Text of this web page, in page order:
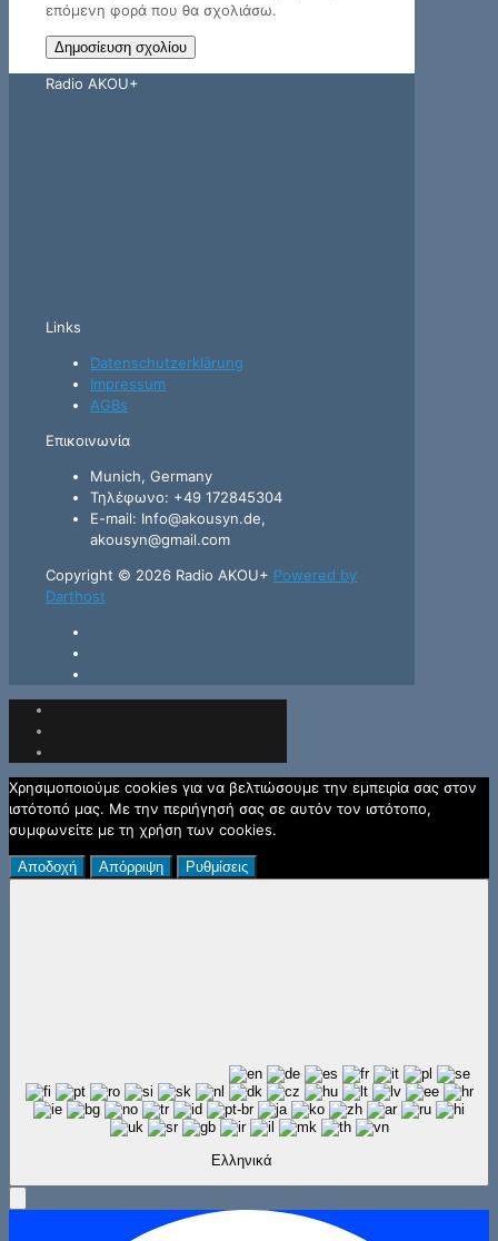
επόμενη φορά που θα σχολιάσω.
Radio AKOU+
Links
Datenschutzerklärung
Impressum
AGBs
Επικοινωνία
Munich, Germany
Τηλέφωνο: +49 172845304
E-mail: Info@akousyn.de,
akousyn@gmail.com
Copyright © 2026 Radio AKOU+ Powered by
Darthost
Χρησιμοποιούμε cookies για να βελτιώσουμε την εμπειρία σας στον
ιστότοπό μας. Με την περιήγησή σας σε αυτόν τον ιστότοπο,
συμφωνείτε με τη χρήση των cookies.
Αποδοχή Απόρριψη Ρυθμίσεις
Ελληνικά